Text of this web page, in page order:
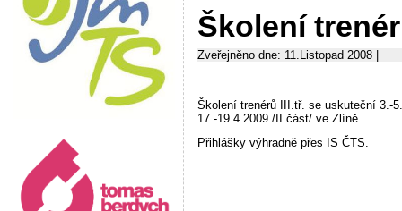
Školení
Zveřejněno dne: 11.Listopad 2008 |
Školení trenérů III.tř. se uskuteční 3.-
17.-19.4.2009 /II.část/ ve Zlíně.
Přihlášky výhradně přes IS ČTS.